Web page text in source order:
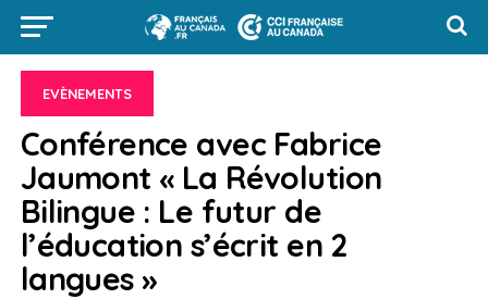
EVÈNEMENTS
Conférence avec Fabrice
Jaumont « La Révolution
Bilingue : Le futur de
l’éducation s’écrit en 2
langues »